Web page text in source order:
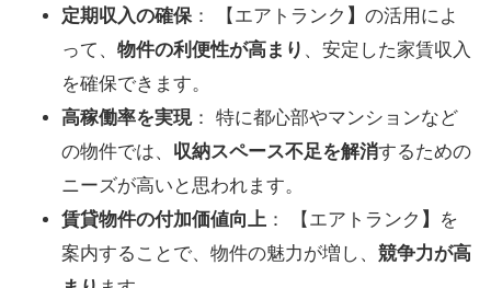
定期収入の確保 ： 【エアトランク 】 の活用によ
って、 物件の利便性が高まり 、安定した家賃収入
を確保できます。
高稼働率を実現： 特に都心部やマンションなど
の物件では、 収納スペース不足を解消するための
ニーズが高いと思われます。
賃貸物件の付加価値向上 ： 【エアトランク 】
を
案内することで、物件の魅力が増し、 競争力が高